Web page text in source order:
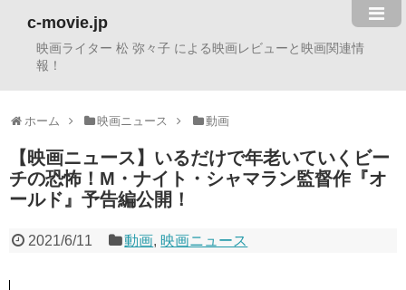
c-movie.jp
映画ライター 松 弥々子 による映画レビューと映画関連情
報！
ホーム 映画ニュース 動画
【映画ニュース】いるだけで年老いていくビー
チの恐怖！M・ナイト・シャマラン監督作『オ
ールド』予告編公開！
2021/6/11 動画, 映画ニュース